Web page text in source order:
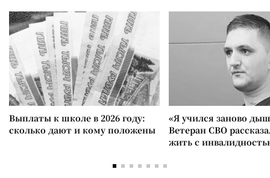
Выплаты к школе в 2026 году:
сколько дают и кому положены
«Я учился заново
Ветеран СВО
жить с